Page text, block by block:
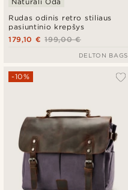
Rudas odinis retro stiliaus
pasiuntinio krepšys
199,00 €
179,10 €
DELTON BAGS
-10%